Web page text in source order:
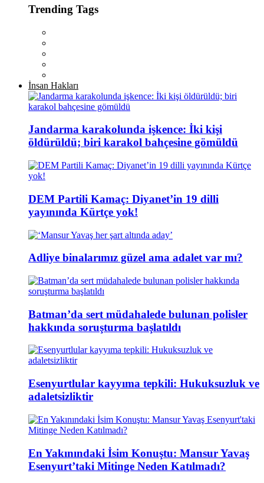
Trending Tags
İnsan Hakları
Jandarma karakolunda işkence: İki kişi
öldürüldü; biri karakol bahçesine gömüldü
DEM Partili Kamaç: Diyanet’in 19 dilli
yayınında Kürtçe yok!
Adliye binalarımız güzel ama adalet var mı?
Batman’da sert müdahalede bulunan polisler
hakkında soruşturma başlatıldı
Esenyurtlular kayyıma tepkili: Hukuksuzluk ve
adaletsizliktir
En Yakınındaki İsim Konuştu: Mansur Yavaş
Esenyurt’taki Mitinge Neden Katılmadı?